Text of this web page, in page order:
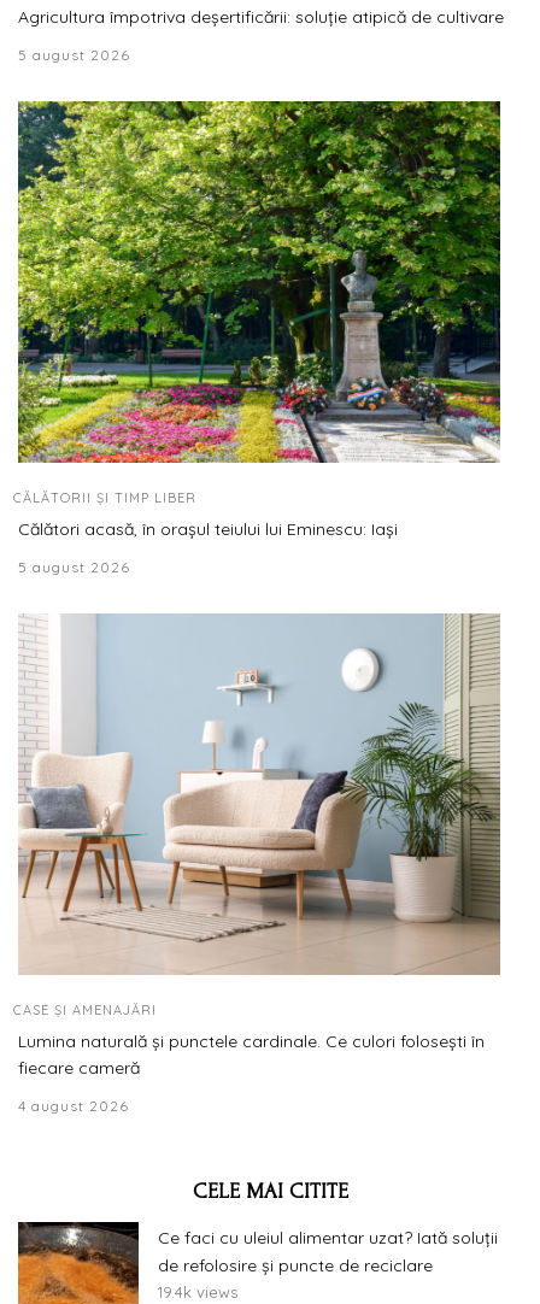
Agricultura împotriva deșertificării: soluție atipică de cultivare
5 august 2026
CĂLĂTORII ȘI TIMP LIBER
Călători acasă, în orașul teiului lui Eminescu: Iași
5 august 2026
CASE ȘI AMENAJĂRI
Lumina naturală și punctele cardinale. Ce culori folosești în
fiecare cameră
4 august 2026
CELE MAI CITITE
Ce faci cu uleiul alimentar uzat? Iată soluții
de refolosire și puncte de reciclare
19.4k views